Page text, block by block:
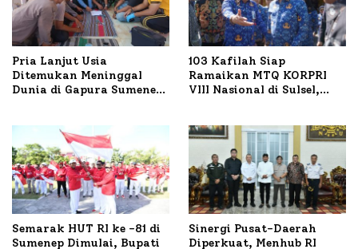
Pria Lanjut Usia
Ditemukan Meninggal
Dunia di Gapura Sumenep,
103 Kafilah Siap
Ramaikan MTQ KORPRI
VIII Nasional di Sulsel,
Semarak HUT RI ke -81 di
Sumenep Dimulai, Bupati
Sinergi Pusat-Daerah
Diperkuat, Menhub RI